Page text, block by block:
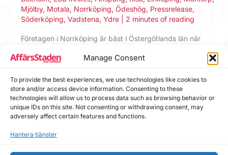
Manage Consent
To provide the best experiences, we use technologies like cookies to
store and/or access device information. Consenting to these
technologies will allow us to process data such as browsing behavior or
unique IDs on this site. Not consenting or withdrawing consent, may
adversely affect certain features and functions.
Hantera tjänster
Mjölby, Motala, Norrköping, Ödeshög, Pressrelease,
Söderköping, Vadstena, Ydre 2 minutes of reading
Företagen i Norrköping är bäst i Östergötlands län när
näringslivet. Kommunen vinner nu priset Bästa Tillväxt
Åtvidaberg,Boxholm,ESB Inrikes,Finspång,Kisa,
Linköping,Mantorp, Mjölby Motala , Norrköping , Ödeshög
Pressrelease,Söderköping,Vadstena,Ydre
Bästa Tillväxt 2016